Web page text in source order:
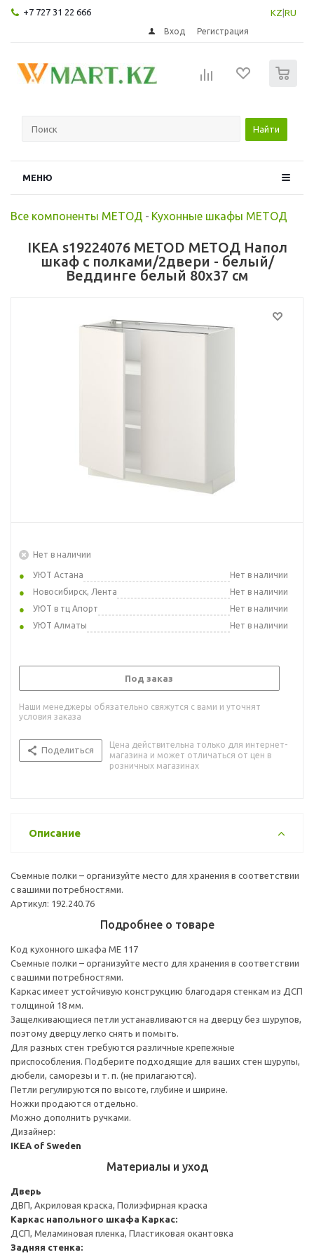
+7 727 31 22 666 KZ RU
Вход Регистрация
Найти
МЕНЮ
Все компоненты МЕТОД - Кухонные шкафы МЕТОД
IKEA s19224076 METOD МЕТОД Напол
шкаф с полками/2двери - белый/
Веддинге белый 80x37 см
Нет в наличии
УЮТ Астана
Нет в наличии
Новосибирск, Лента
Нет в наличии
УЮТ в тц Апорт
Нет в наличии
УЮТ Алматы
Нет в наличии
Под заказ
Наши менеджеры обязательно свяжутся с вами и уточнят
условия заказа
Поделиться
Цена действительна только для интернет-
магазина и может отличаться от цен в
розничных магазинах
Описание
Съемные полки – организуйте место для хранения в соответствии
с вашими потребностями.
Артикул: 192.240.76
Подробнее о товаре
Код кухонного шкафа ME 117
Съемные полки – организуйте место для хранения в соответствии
с вашими потребностями.
Каркас имеет устойчивую конструкцию благодаря стенкам из ДСП
толщиной 18 мм.
Защелкивающиеся петли устанавливаются на дверцу без шурупов,
поэтому дверцу легко снять и помыть.
Для разных стен требуются различные крепежные
приспособления. Подберите подходящие для ваших стен шурупы,
дюбели, саморезы и т. п. (не прилагаются).
Петли регулируются по высоте, глубине и ширине.
Ножки продаются отдельно.
Можно дополнить ручками.
Дизайнер:
IKEA of Sweden
Материалы и уход
Дверь
ДВП, Акриловая краска, Полиэфирная краска
Каркас напольного шкафа Каркас:
ДСП, Меламиновая пленка, Пластиковая окантовка
Задняя стенка: